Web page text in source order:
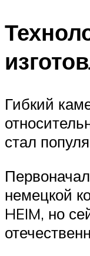
Гибкий
стал
немецкой
HEIM, но